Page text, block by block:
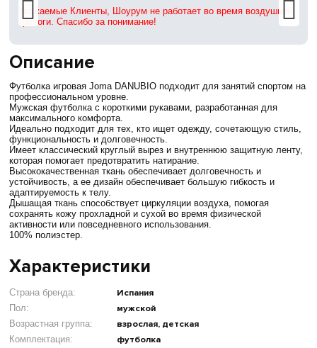
Описание
Футболка игровая Joma DANUBIO подходит для занятий спортом на
профессиональном уровне.
Мужская футболка с короткими рукавами, разработанная для
максимального комфорта.
Идеально подходит для тех, кто ищет одежду, сочетающую стиль,
функциональность и долговечность.
Имеет классический круглый вырез и внутреннюю защитную ленту,
которая помогает предотвратить натирание.
Высококачественная ткань обеспечивает долговечность и
устойчивость, а ее дизайн обеспечивает большую гибкость и
адаптируемость к телу.
Дышащая ткань способствует циркуляции воздуха, помогая
сохранять кожу прохладной и сухой во время физической
активности или повседневного использования.
100% полиэстер.
Характеристики
Страна бренда: Испания
Пол: мужской
Возрастная группа: взрослая, детская
Комплектация: футболка
Уважаемые Клиенты, Шоурум не работает во время воздушной
тревоги. Спасибо за понимание!